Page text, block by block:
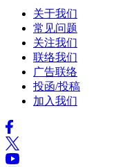
关于我们
常见问题
关注我们
联络我们
广告联络
投函/投稿
加入我们